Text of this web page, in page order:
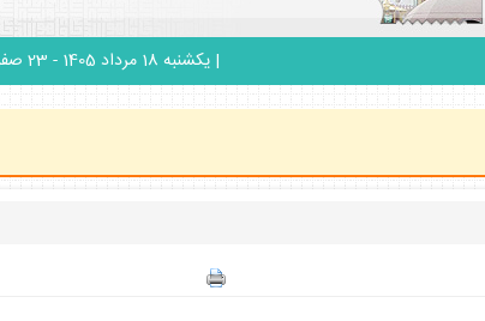
| يكشنبه 18 مرداد 1405 - 23 صفر 1448